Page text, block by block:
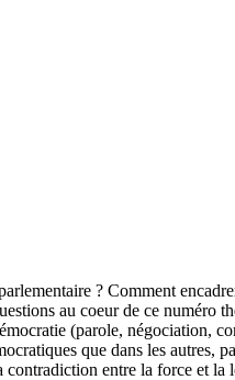
? Comment
au coeur de ce numéro
(parole, négociation,
que dans les
contradiction entre la force et